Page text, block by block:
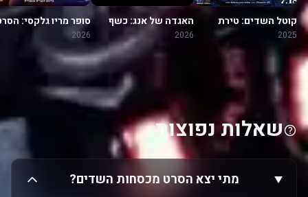
קוטל השדים: טירת
האינסוף
2025
האגדה של אנג: כשף
האוויר האחרון
2026
סופר מריו גלקסי:
2026
שאלות נפוצות
מתי יצא הסרט מכסחות השדים?